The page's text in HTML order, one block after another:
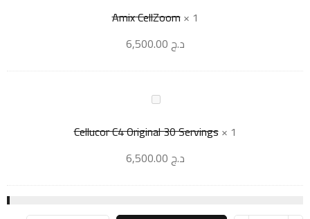
1
×
Amix CellZoom
د.ج
1
×
Cellucor C4 Original 30 Servings
د.ج